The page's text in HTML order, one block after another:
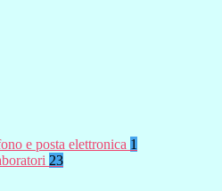
e posta elettronica 1
23